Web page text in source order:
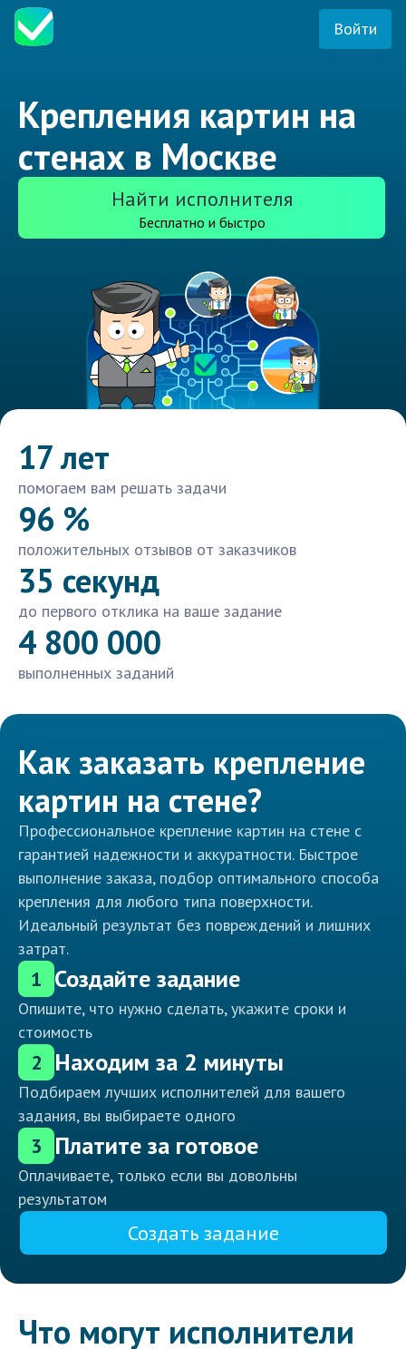
Войти
Крепления картин на
стенах в Москве
Найти исполнителя
Бесплатно и быстро
17 лет
помогаем вам решать задачи
96 %
положительных отзывов от заказчиков
35 секунд
до первого отклика на ваше задание
4 800 000
выполненных заданий
Как заказать крепление
картин на стене?
Профессиональное крепление картин на стене с
гарантией надежности и аккуратности. Быстрое
выполнение заказа, подбор оптимального способа
крепления для любого типа поверхности.
Идеальный результат без повреждений и лишних
затрат.
1 Создайте задание
Опишите, что нужно сделать, укажите сроки и
стоимость
2 Находим за 2 минуты
Подбираем лучших исполнителей для вашего
задания, вы выбираете одного
3 Платите за готовое
Оплачиваете, только если вы довольны
результатом
Создать задание
Что могут исполнители